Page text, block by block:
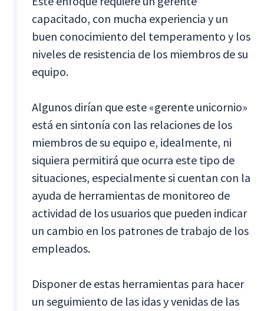
capacitado, con mucha experiencia y un
buen conocimiento del temperamento y los
niveles de resistencia de los miembros de su
equipo.
Algunos dirían que este «gerente unicornio»
está en sintonía con las relaciones de los
miembros de su equipo e, idealmente, ni
siquiera permitirá que ocurra este tipo de
situaciones, especialmente si cuentan con la
ayuda de herramientas de monitoreo de
actividad de los usuarios que pueden indicar
un cambio en los patrones de trabajo de los
empleados.
Disponer de estas herramientas para hacer
un seguimiento de las idas y venidas de las